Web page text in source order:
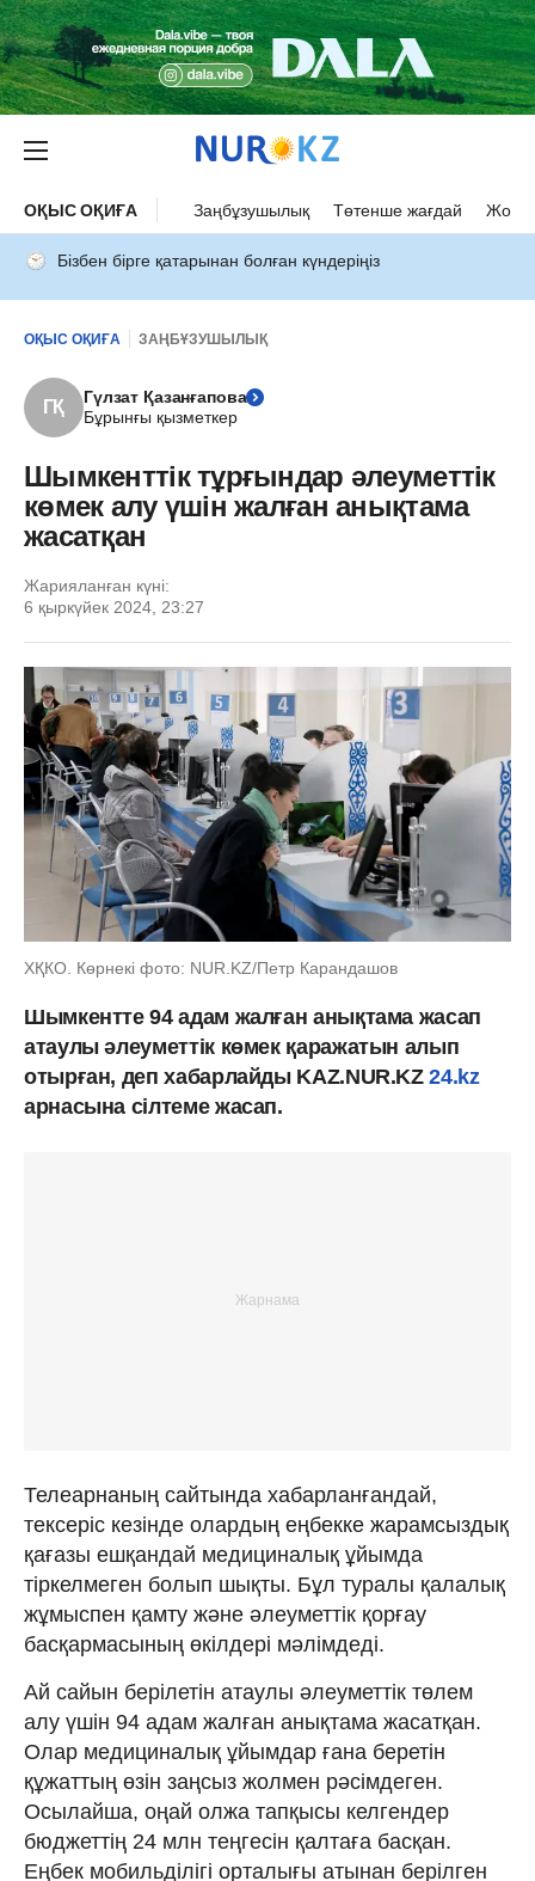
ОҚЫС ОҚИҒА Заңбұзушылық Төтенше жағдай Жол
Бізбен бірге қатарынан болған күндеріңіз
ОҚЫС ОҚИҒА ЗАҢБҰЗУШЫЛЫҚ
ГҚ
Гүлзат Қазанғапова
Бұрынғы қызметкер
Шымкенттік тұрғындар әлеуметтік
көмек алу үшін жалған анықтама
жасатқан
Жарияланған күні:
6 қыркүйек 2024, 23:27
ХҚКО. Көрнекі фото: NUR.KZ/Петр Карандашов
Шымкентте 94 адам жалған анықтама жасап
атаулы әлеуметтік көмек қаражатын алып
отырған, деп хабарлайды KAZ.NUR.KZ24.kz
арнасына сілтеме жасап.
Телеарнаның сайтында хабарланғандай,
тексеріс кезінде олардың еңбекке жарамсыздық
қағазы ешқандай медициналық ұйымда
тіркелмеген болып шықты. Бұл туралы қалалық
жұмыспен қамту және әлеуметтік қорғау
басқармасының өкілдері мәлімдеді.
Ай сайын берілетін атаулы әлеуметтік төлем
алу үшін 94 адам жалған анықтама жасатқан.
Олар медициналық ұйымдар ғана беретін
құжаттың өзін заңсыз жолмен рәсімдеген.
Осылайша, оңай олжа тапқысы келгендер
бюджеттің 24 млн теңгесін қалтаға басқан.
Еңбек мобильділігі орталығы атынан берілген